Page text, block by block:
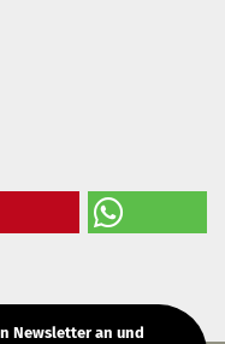
Newsletter an und